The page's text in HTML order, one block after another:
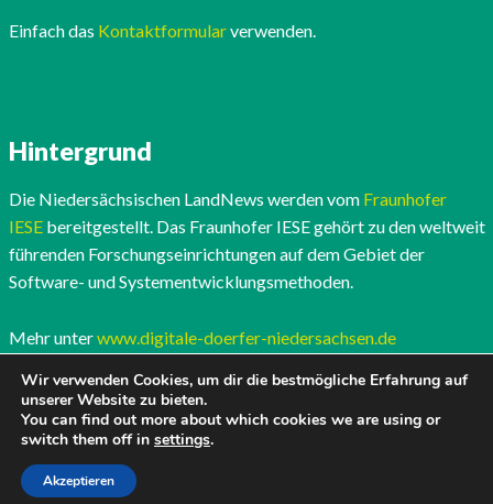
Einfach das Kontaktformularverwenden.
Hintergrund
Die Niedersächsischen LandNews werden vom Fraunhofer
IESEbereitgestellt. Das Fraunhofer IESE gehört zu den weltweit
führenden Forschungseinrichtungen auf dem Gebiet der
Software- und Systementwicklungsmethoden.
Mehr unterwww.digitale-doerfer-niedersachsen.de
Wir verwenden Cookies, um dir die bestmögliche Erfahrung auf
unserer Website zu bieten.
You can find out more about which cookies we are using or
switch them off in settings.
Akzeptieren